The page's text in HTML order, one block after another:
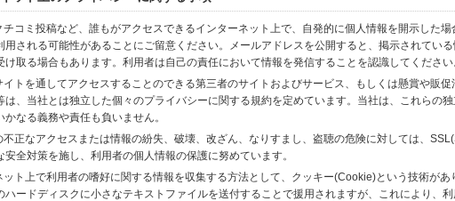
チコミ投稿など、誰もがアクセスできるインターネット上で、自発的に個人情報を開示した
用される可能性があることにご留意ください。メールアドレスを公開すると、掲示されてい
け取る場合もあります。利用者は自己の責任において情報を発信することを認識してください
イトを通してアクセスすることのできる第三者のサイトおよびサービス、もしくは懸賞や販
は、当社とは独立した個々のプライバシーに関する規約を定めています。当社は、これらの
かなる義務や責任も負いません。
不正なアクセスまたは情報の紛失、破壊、改ざん、なりすまし、盗聴の危険に対しては、
安全対策を施し、利用者の個人情報の保護に努めています。
ット上で利用者の嗜好に関する情報を収集する方法として、クッキー(Cookie)という技術が
ハードディスクに小さなテキストファイルを送付することで援用されますが、これにより、